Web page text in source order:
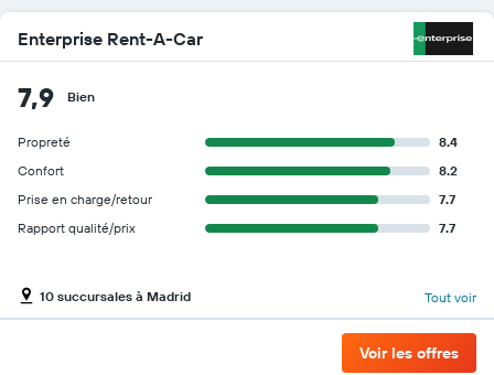
Enterprise Rent-A-Car
7,9 Bien
Propreté
8.4
Confort
8.2
Prise en charge/retour
7.7
Rapport qualité/prix
7.7
10 succursales à Madrid Tout voir
Voir les offres